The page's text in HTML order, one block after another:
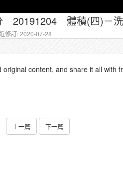
20191204 體積(四)－
修訂: 2020-07-28
content, and share it all with
上一篇 下一篇